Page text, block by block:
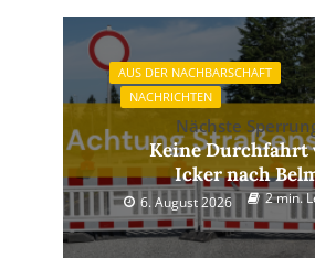
AUS DER NACHBARSCHAFT
NACHRICHTEN
Nächste
Keine Durchfahrt
Icker nach
6. August 2026 2 min.